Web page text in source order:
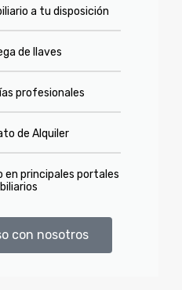
a tu disposición
de llaves
profesionales
de Alquiler
en principales portales
con nosotros